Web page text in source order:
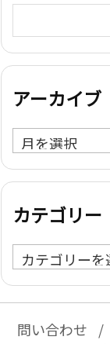
アーカイブ
ア
ー
カ
ブ
カテゴリー
カ
テ
ー
問い合わせ